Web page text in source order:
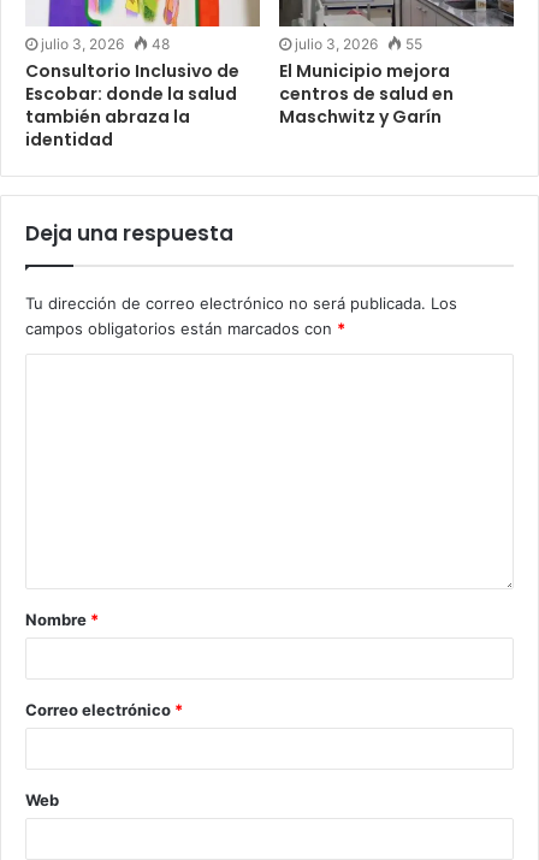
julio 3, 2026 48
Consultorio Inclusivo de
Escobar: donde la salud
también abraza la
identidad
julio 3, 2026 55
El Municipio mejora
centros de salud en
Maschwitz y Garín
Deja una respuesta
Tu dirección de correo electrónico no será publicada. Los
campos obligatorios están marcados con *
Nombre *
Correo electrónico *
Web